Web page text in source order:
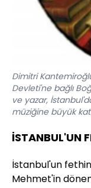
Dimitri
Devleti'ne bağlı
ve yazar,
müziğine büyük
İSTANBUL'UN
İstanbul'un
Mehmet'in